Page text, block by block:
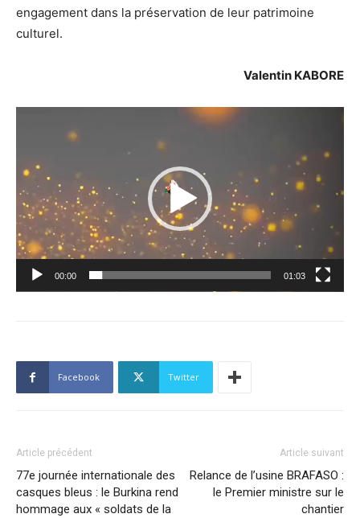
engagement dans la préservation de leur patrimoine
culturel.
Valentin KABORE
Lecteur
00:00 01:03
Facebook Twitter
Article précédent
77e journée internationale des
casques bleus : le Burkina rend
hommage aux « soldats de la
Article suivant
Relance de l’usine BRAFASO :
le Premier ministre sur le
chantier